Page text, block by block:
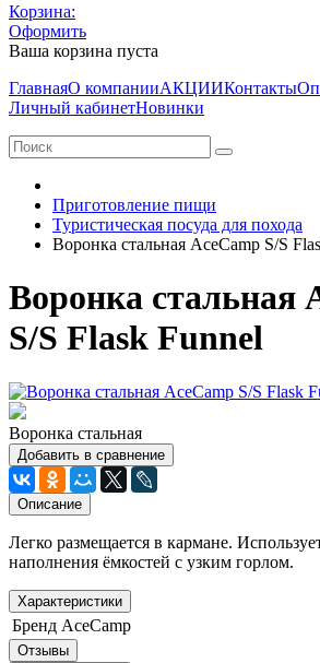
Корзина:
Оформить
Ваша корзина пуста
ГлавнаяО компанииАКЦИИКонтакты
Личный кабинетНовинки
Приготовление пищи
Туристическая посуда для похода
Воронка стальная AceCamp S/S
Воронка стальная
S/S Flask Funnel
Воронка стальная
Добавить в сравнение
Описание
Легко размещается в кармане.
наполнения ёмкостей с узким горлом.
Характеристики
Бренд AceCamp
Отзывы